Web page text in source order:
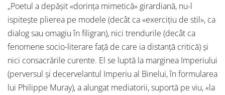
„Poetul a depășit «dorința mimetică» girardiană, nu-l
ispitește plierea pe modele (decât ca «exercițiu de stil», ca
dialog sau omagiu în filigran), nici trendurile (decât ca
fenomene socio-literare față de care ia distanță critică) și
nici consacrările curente. El se luptă la marginea Imperiului
(perversul și decervelantul Imperiu al Binelui, în formularea
lui Philippe Muray), a alungat mediatorii, suportă pe viu, «la